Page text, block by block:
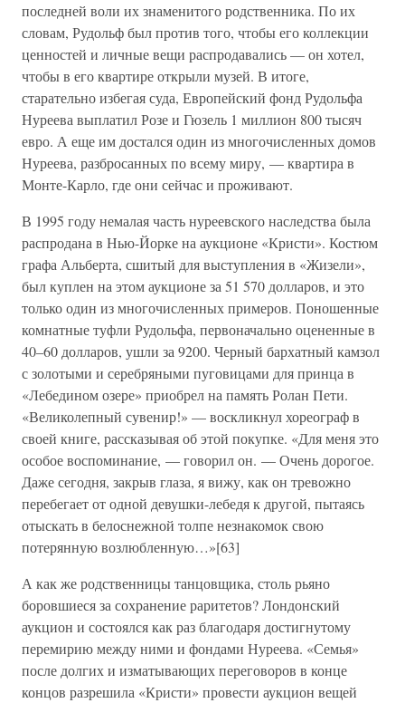
последней воли их знаменитого родственника. По их
словам, Рудольф был против того, чтобы его коллекции
ценностей и личные вещи распродавались — он хотел,
чтобы в его квартире открыли музей. В итоге,
старательно избегая суда, Европейский фонд Рудольфа
Нуреева выплатил Розе и Гюзель 1 миллион 800 тысяч
евро. А еще им достался один из многочисленных домов
Нуреева, разбросанных по всему миру, — квартира в
Монте-Карло, где они сейчас и проживают.
В 1995 году немалая часть нуреевского наследства была
распродана в Нью-Йорке на аукционе «Кристи». Костюм
графа Альберта, сшитый для выступления в «Жизели»,
был куплен на этом аукционе за 51 570 долларов, и это
только один из многочисленных примеров. Поношенные
комнатные туфли Рудольфа, первоначально оцененные в
40–60 долларов, ушли за 9200. Черный бархатный камзол
с золотыми и серебряными пуговицами для принца в
«Лебедином озере» приобрел на память Ролан Пети.
«Великолепный сувенир!» — воскликнул хореограф в
своей книге, рассказывая об этой покупке. «Для меня это
особое воспоминание, — говорил он. — Очень дорогое.
Даже сегодня, закрыв глаза, я вижу, как он тревожно
перебегает от одной девушки-лебедя к другой, пытаясь
отыскать в белоснежной толпе незнакомок свою
потерянную возлюбленную…»[63]
А как же родственницы танцовщика, столь рьяно
боровшиеся за сохранение раритетов? Лондонский
аукцион и состоялся как раз благодаря достигнутому
перемирию между ними и фондами Нуреева. «Семья»
после долгих и изматывающих переговоров в конце
концов разрешила «Кристи» провести аукцион вещей